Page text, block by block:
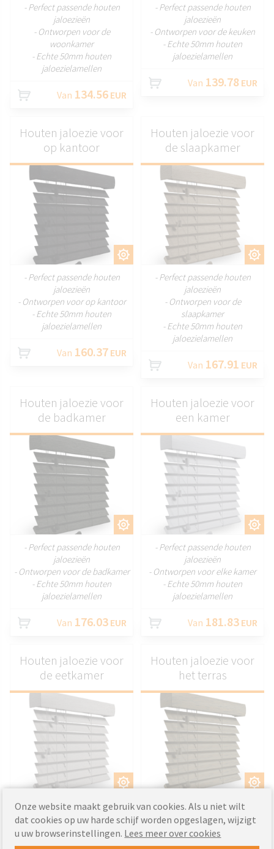
- Perfect passende houten
jaloezieën
- Ontworpen voor de
woonkamer
- Echte 50mm houten
jaloezielamellen
Van 134.56 EUR
- Perfect passende houten
jaloezieën
- Ontworpen voor de keuken
- Echte 50mm houten
jaloezielamellen
Van 139.78 EUR
AANPASSEN
Houten jaloezie voor
op kantoor
- Perfect passende houten
jaloezieën
- Ontworpen voor op kantoor
- Echte 50mm houten
jaloezielamellen
Van 160.37 EUR
AANPASSEN
Houten jaloezie voor
de slaapkamer
- Perfect passende houten
jaloezieën
- Ontworpen voor de
slaapkamer
- Echte 50mm houten
jaloezielamellen
Van 167.91 EUR
AANPASSEN
Houten jaloezie voor
de badkamer
- Perfect passende houten
jaloezieën
- Ontworpen voor de badkamer
- Echte 50mm houten
jaloezielamellen
Van 176.03 EUR
AANPASSEN
Houten jaloezie voor
een kamer
- Perfect passende houten
jaloezieën
- Ontworpen voor elke kamer
- Echte 50mm houten
jaloezielamellen
Van 181.83 EUR
AANPASSEN
Houten jaloezie voor
de eetkamer
- Perfect passende houten
jaloezieën
- Ontworpen voor de eetkamer
- Echte 50mm houten
AANPASSEN
Houten jaloezie voor
het terras
- Perfect passende houten
jaloezieën
- Ontworpen voor het terras
- Echte 50mm houten
Onze website maakt gebruik van cookies. Als u niet wilt
dat cookies op uw harde schijf worden opgeslagen, wijzigt
u uw browserinstellingen. Lees meer over cookies